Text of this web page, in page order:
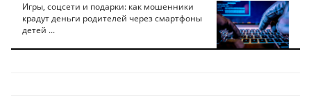
Игры, соцсети и подарки: как мошенники
крадут деньги родителей через смартфоны
детей ...